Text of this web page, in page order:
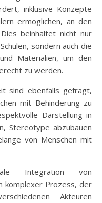
inklusive Konzepte
ermöglichen, an den
beinhaltet nicht nur
sondern auch die
Materialien, um den
zu werden.
sind ebenfalls gefragt,
mit Behinderung zu
Darstellung in
Stereotype abzubauen
von Menschen mit
Integration von
komplexer Prozess, der
Akteuren